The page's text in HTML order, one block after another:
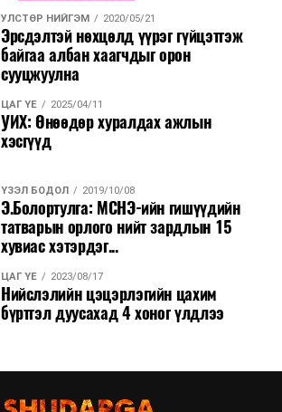
УЛСТӨР НИЙГЭМ 2020/05/21
Эрсдэлтэй нөхцөлд үүрэг гүйцэтгэж
байгаа албан хаагчдыг орон
сууцжуулна
ЦАГ ҮЕ 2025/04/11
УИХ: Өнөөдөр хуралдах ажлын
хэсгүүд
ҮЗЭЛ БОДОЛ 2019/10/08
Э.Болортулга: МСНЭ-ийн гишүүдийн
татварын орлого нийт зардлын 15
хувиас хэтэрдэг...
ЦАГ ҮЕ 2023/08/17
Нийслэлийн цэцэрлэгийн цахим
бүртгэл дуусахад 4 хоног үлдлээ